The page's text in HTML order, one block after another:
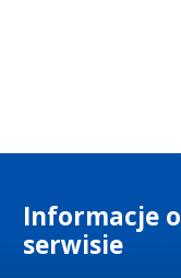
Informacje o
serwisie